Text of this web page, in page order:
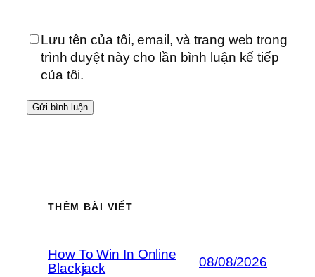
Lưu tên của tôi, email, và trang web trong
trình duyệt này cho lần bình luận kế tiếp
của tôi.
THÊM BÀI VIẾT
How To Win In Online
Blackjack
08/08/2026